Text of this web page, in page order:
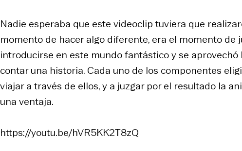
Nadie esperaba que este videoclip tuviera que
momento de hacer algo diferente, era el momento de
introducirse en este mundo fantástico y se
contar una historia. Cada uno de los componentes
viajar a través de ellos, y a juzgar por el resultado la
una ventaja.
https://youtu.be/hVR5KK2T8zQ